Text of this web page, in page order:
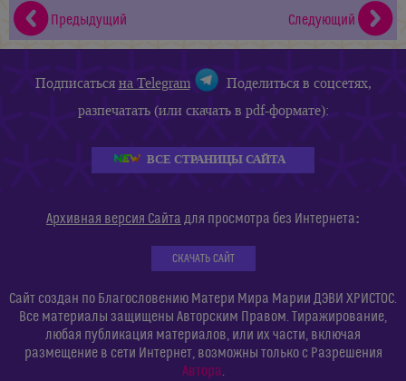
Предыдущий
Следующий
Подписатьсяна Telegram
Поделиться в соцсетях,
разпечатать (или скачать в pdf-формате):
ВСЕ СТРАНИЦЫ САЙТА
Архивная версия Сайта для просмотра без Интернета:
СКАЧАТЬ САЙТ
Сайт создан по Благословению Матери Мира Марии ДЭВИ ХРИСТОС.
Все материалы защищены Авторским Правом. Тиражирование,
любая публикация материалов, или их части, включая
размещение в сети Интернет, возможны только с Разрешения
Автора.